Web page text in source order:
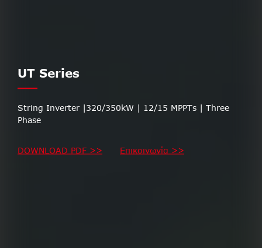
UT Series
String Inverter |320/350kW | 12/15 MPPTs | Three
Phase
DOWNLOAD PDF >> Επικοινωνία >>